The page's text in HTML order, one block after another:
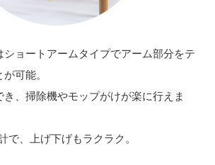
ショートアームタイプでアーム部分をテ
可能。
き、掃除機やモップがけが楽に行えま
で、上げ下げもラクラク。